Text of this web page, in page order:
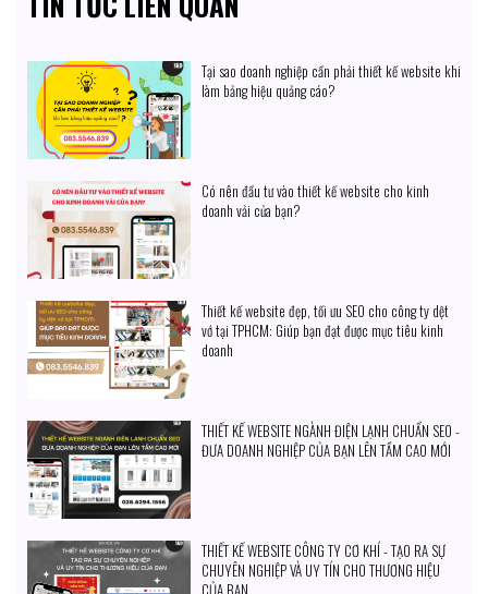
Tại sao doanh nghiệp cần phải thiết kế website khi
làm bảng hiệu quảng cáo?
Có nên đầu tư vào thiết kế website cho kinh
doanh vải của bạn?
Thiết kế website đẹp, tối ưu SEO cho công ty dệt
vớ tại TPHCM: Giúp bạn đạt được mục tiêu kinh
doanh
THIẾT KẾ WEBSITE NGÀNH ĐIỆN LẠNH CHUẨN SEO -
ĐƯA DOANH NGHIỆP CỦA BẠN LÊN TẦM CAO MỚI
THIẾT KẾ WEBSITE CÔNG TY CƠ KHÍ - TẠO RA SỰ
CHUYÊN NGHIỆP VÀ UY TÍN CHO THƯƠNG HIỆU